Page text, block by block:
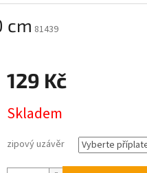
cm 81439
129 Kč
cena:
Skladem
zipový uzávěr